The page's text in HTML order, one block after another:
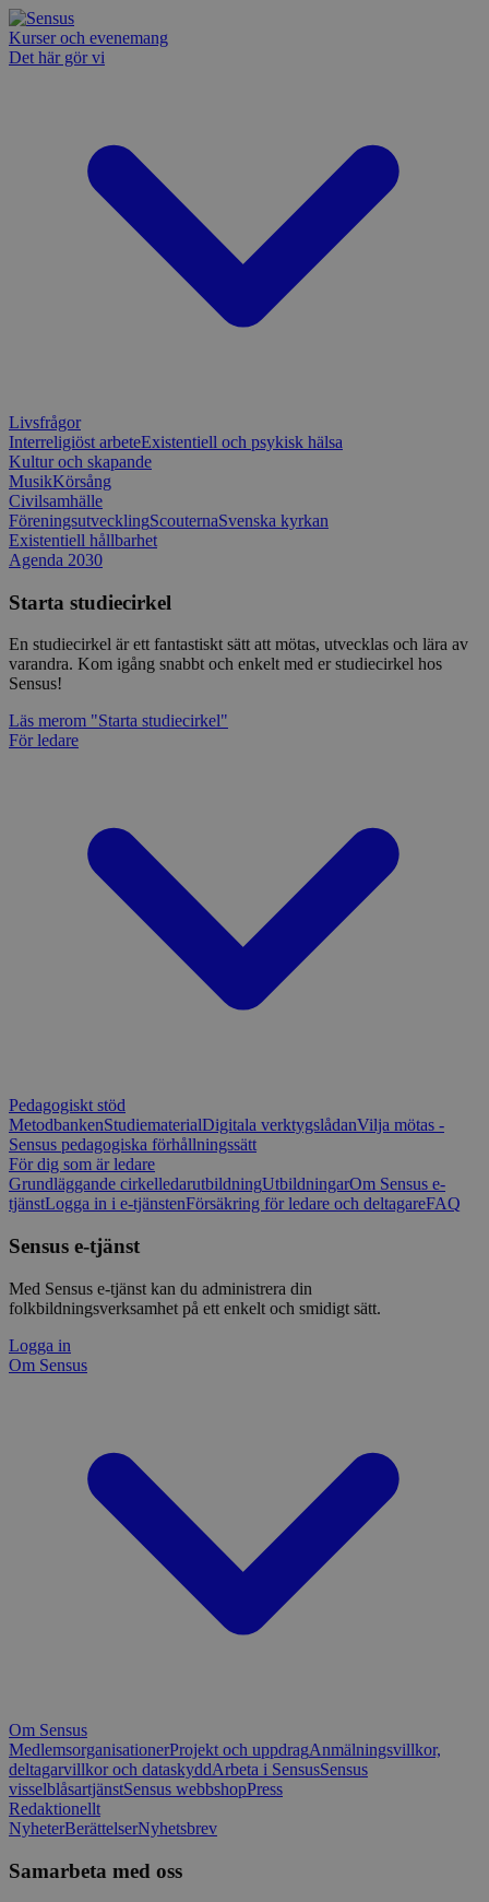
Kurser och evenemang
Det här gör vi
Livsfrågor
Interreligiöst arbeteExistentiell och psykisk hälsa
Kultur och skapande
MusikKörsång
Civilsamhälle
FöreningsutvecklingScouternaSvenska kyrkan
Existentiell hållbarhet
Agenda 2030
Starta studiecirkel
En studiecirkel är ett fantastiskt sätt att mötas, utvecklas och lära av
varandra. Kom igång snabbt och enkelt med er studiecirkel hos
Sensus!
Läs merom "Starta studiecirkel"
För ledare
Pedagogiskt stöd
MetodbankenStudiematerialDigitala verktygslådanVilja mötas -
Sensus pedagogiska förhållningssätt
För dig som är ledare
Grundläggande cirkelledarutbildningUtbildningarOm Sensus e-
tjänstLogga in i e-tjänstenFörsäkring för ledare och deltagareFAQ
Sensus e-tjänst
Med Sensus e-tjänst kan du administrera din
folkbildningsverksamhet på ett enkelt och smidigt sätt.
Logga in
Om Sensus
Om Sensus
MedlemsorganisationerProjekt och uppdragAnmälningsvillkor,
deltagarvillkor och dataskyddArbeta i SensusSensus
visselblåsartjänstSensus webbshopPress
Redaktionellt
NyheterBerättelserNyhetsbrev
Samarbeta med oss